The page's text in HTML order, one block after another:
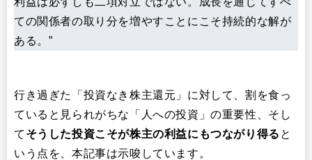
ての関係者の取り分を増やすことにこそ持続的な解が
ある。”
行き過ぎた「投資なき株主還元」に対して、割を食っ
ていると見られがちな「人への投資」の重要性、そし
て そうした投資こそが株主の利益にもつながり得る と
いう点を、本記事は示唆しています。